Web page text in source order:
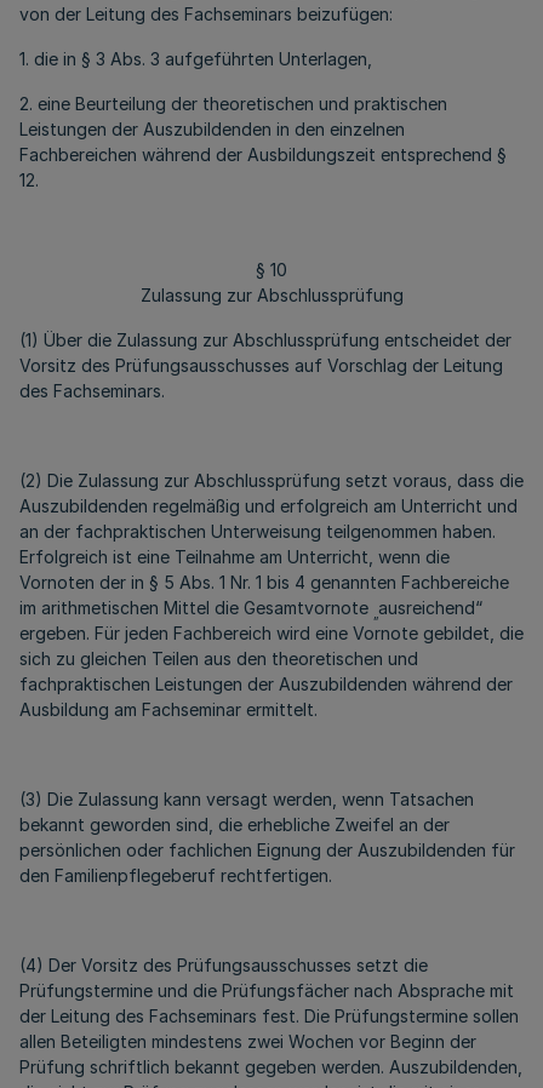
von der Leitung des Fachseminars beizufügen:
1. die in § 3 Abs. 3 aufgeführten Unterlagen,
2. eine Beurteilung der theoretischen und praktischen
Leistungen der Auszubildenden in den einzelnen
Fachbereichen während der Ausbildungszeit entsprechend §
12.
§ 10
Zulassung zur Abschlussprüfung
(1) Über die Zulassung zur Abschlussprüfung entscheidet der
Vorsitz des Prüfungsausschusses auf Vorschlag der Leitung
des Fachseminars.
(2) Die Zulassung zur Abschlussprüfung setzt voraus, dass die
Auszubildenden regelmäßig und erfolgreich am Unterricht und
an der fachpraktischen Unterweisung teilgenommen haben.
Erfolgreich ist eine Teilnahme am Unterricht, wenn die
Vornoten der in § 5 Abs. 1 Nr. 1 bis 4 genannten Fachbereiche
im arithmetischen Mittel die Gesamtvornote „ausreichend“
ergeben. Für jeden Fachbereich wird eine Vornote gebildet, die
sich zu gleichen Teilen aus den theoretischen und
fachpraktischen Leistungen der Auszubildenden während der
Ausbildung am Fachseminar ermittelt.
(3) Die Zulassung kann versagt werden, wenn Tatsachen
bekannt geworden sind, die erhebliche Zweifel an der
persönlichen oder fachlichen Eignung der Auszubildenden für
den Familienpflegeberuf rechtfertigen.
(4) Der Vorsitz des Prüfungsausschusses setzt die
Prüfungstermine und die Prüfungsfächer nach Absprache mit
der Leitung des Fachseminars fest. Die Prüfungstermine sollen
allen Beteiligten mindestens zwei Wochen vor Beginn der
Prüfung schriftlich bekannt gegeben werden. Auszubildenden,